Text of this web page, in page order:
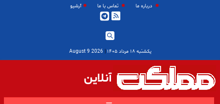
درباره ما تماس با ما آرشیو
یکشنبه ۱۸ مرداد ۱۴۰۵ |
2026 August 9
آنلاین